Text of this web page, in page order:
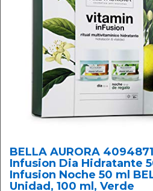
BELLA AURORA
Infusion Dia Hidratante
Infusion Noche 50 ml
Unidad, 100 ml, Verde